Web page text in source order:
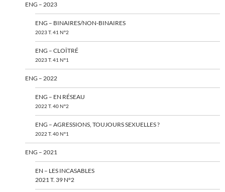
ENG – 2023
ENG – BINAIRES/NON-BINAIRES
2023 T. 41 N°2
ENG – CLOÎTRÉ
2023 T. 41 N°1
ENG – 2022
ENG – EN RÉSEAU
2022 T. 40 N°2
ENG – AGRESSIONS, TOUJOURS SEXUELLES ?
2022 T. 40 N°1
ENG – 2021
EN – LES INCASABLES
2021 T. 39 N°2